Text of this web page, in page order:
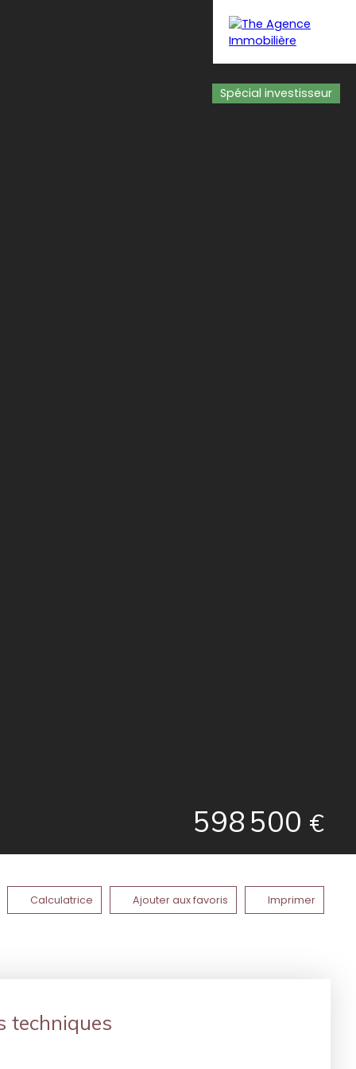
Spécial investisseur
598 500 €
Calculatrice Ajouter aux favoris Imprimer
techniques